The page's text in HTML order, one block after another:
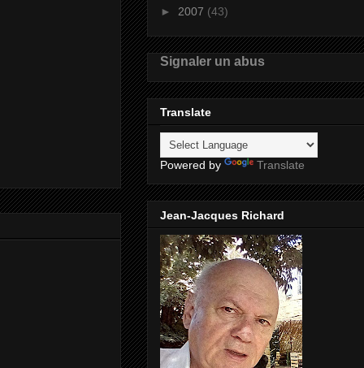
► 2007 (43)
Signaler un abus
Translate
Powered by Translate
Jean-Jacques Richard